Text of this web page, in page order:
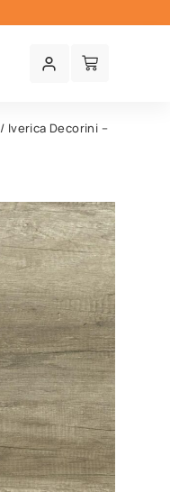
/ Iverica Decorini –